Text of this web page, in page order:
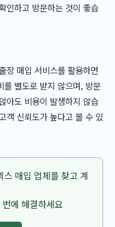
인하고 방문하는 것이 좋습
장 매입 서비스를 활용하면
를 별도로 받지 않으며, 방문
아도 비용이 발생하지 않습
객 신뢰도가 높다고 볼 수 있
매입 업체를 찾고 계
에 해결하세요